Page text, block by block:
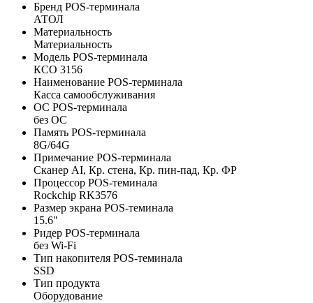
Бренд POS-терминала
АТОЛ
Материальность
Материальность
Модель POS-терминала
КСО 3156
Наименование POS-терминала
Касса самообслуживания
ОС POS-терминала
без ОС
Память POS-терминала
8G/64G
Примечание POS-терминала
Сканер AI, Кр. стена, Кр. пин-пад, Кр. ФР
Процессор POS-теминала
Rockchip RK3576
Размер экрана POS-теминала
15.6"
Ридер POS-терминала
без Wi-Fi
Тип накопителя POS-теминала
SSD
Тип продукта
Оборудование